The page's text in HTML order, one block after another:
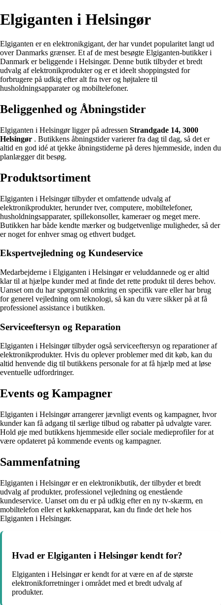
Elgiganten i Helsingør
Elgiganten er en elektronikgigant, der har vundet popularitet langt ud
over Danmarks grænser. Et af de mest besøgte Elgiganten-butikker i
Danmark er beliggende i Helsingør. Denne butik tilbyder et bredt
udvalg af elektronikprodukter og er et ideelt shoppingsted for
forbrugere på udkig efter alt fra tver og højtalere til
husholdningsapparater og mobiltelefoner.
Beliggenhed og Åbningstider
Elgiganten i Helsingør ligger på adressen Strandgade 14, 3000
Helsingør . Butikkens åbningstider varierer fra dag til dag, så det er
altid en god idé at tjekke åbningstiderne på deres hjemmeside, inden du
planlægger dit besøg.
Produktsortiment
Elgiganten i Helsingør tilbyder et omfattende udvalg af
elektronikprodukter, herunder tver, computere, mobiltelefoner,
husholdningsapparater, spillekonsoller, kameraer og meget mere.
Butikken har både kendte mærker og budgetvenlige muligheder, så der
er noget for enhver smag og ethvert budget.
Ekspertvejledning og Kundeservice
Medarbejderne i Elgiganten i Helsingør er veluddannede og er altid
klar til at hjælpe kunder med at finde det rette produkt til deres behov.
Uanset om du har spørgsmål omkring en specifik vare eller har brug
for generel vejledning om teknologi, så kan du være sikker på at få
professionel assistance i butikken.
Serviceeftersyn og Reparation
Elgiganten i Helsingør tilbyder også serviceeftersyn og reparationer af
elektronikprodukter. Hvis du oplever problemer med dit køb, kan du
altid henvende dig til butikkens personale for at få hjælp med at løse
eventuelle udfordringer.
Events og Kampagner
Elgiganten i Helsingør arrangerer jævnligt events og kampagner, hvor
kunder kan få adgang til særlige tilbud og rabatter på udvalgte varer.
Hold øje med butikkens hjemmeside eller sociale medieprofiler for at
være opdateret på kommende events og kampagner.
Sammenfatning
Elgiganten i Helsingør er en elektronikbutik, der tilbyder et bredt
udvalg af produkter, professionel vejledning og enestående
kundeservice. Uanset om du er på udkig efter en ny tv-skærm, en
mobiltelefon eller et køkkenapparat, kan du finde det hele hos
Elgiganten i Helsingør.
Hvad er Elgiganten i Helsingør kendt for?
Elgiganten i Helsingør er kendt for at være en af de største
elektronikforretninger i området med et bredt udvalg af
produkter.